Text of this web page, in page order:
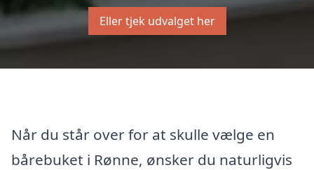
Eller tjek udvalget her
Når du står over for at skulle vælge en
bårebuket i Rønne, ønsker du naturligvis